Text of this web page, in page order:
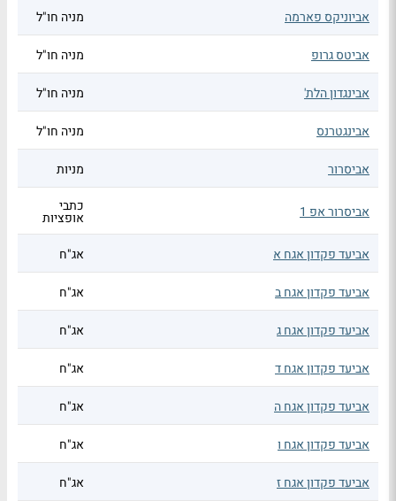
אביוניקס פארמה מניה חו"ל
אביטס גרופ מניה חו"ל
אבינגדון הלת' מניה חו"ל
אבינגטרנס מניה חו"ל
אביסרור מניות
אביסרור אפ 1 כתבי
אופציות
אביעד פקדון אגח א
אג"ח
אביעד פקדון אגח ב אג"ח
אביעד פקדון אגח ג אג"ח
אביעד פקדון אגח ד אג"ח
אביעד פקדון אגח ה אג"ח
אביעד פקדון אגח ו אג"ח
אביעד פקדון אגח ז אג"ח